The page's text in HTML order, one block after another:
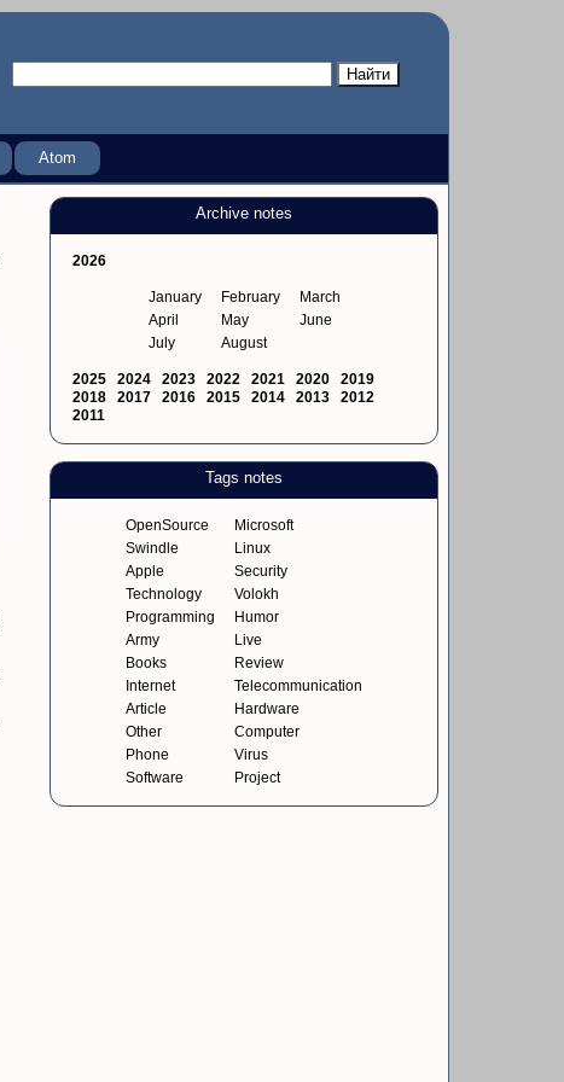
Atom
Archive notes
2026
January February
March
April
May
June
July
August
2025 2024 2023 2022 2021 2020
2019
2018
2017 2016 2015 2014 2013
2012
2011
Tags notes
OpenSource
Microsoft
Swindle
Linux
Apple
Security
Technology
Volokh
Programming
Humor
Army
Live
Books
Review
Internet
Telecommunication
Article
Hardware
Other
Computer
Phone
Virus
Software
Project